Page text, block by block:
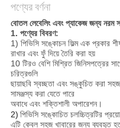
পণ্যের বর্ণনা
বোতল লেবেলিং এবং প্যাকেজ জন্য নরম
1. পণ্যের বিবরণ:
1) পিভিসি সঙ্কোচন ফিল্ম এক প্রকার
রাখার এবং ফুঁ দিয়ে তৈরি করা হয়
10 টিরও বেশি মিশ্রিত জিনিসপত্রের
চরিত্রগুলি
ছায়াছবি স্বচ্ছতা এবং সঙ্কুচিত করা
সামঞ্জস্য করা যেতে পারে
অবাধে এবং শক্তিশালী অপারেশন।
2) পিভিসি সঙ্কোচিত চলচ্চিত্রটির
এটি কেবল সহজ খাবারের জন্য ব্যবহৃত